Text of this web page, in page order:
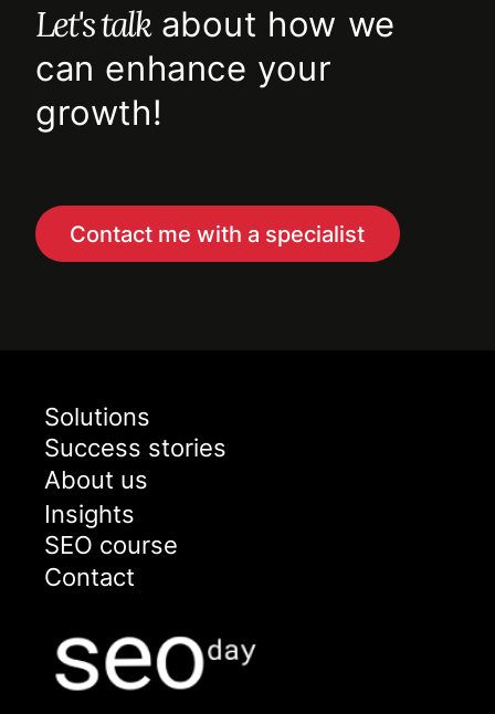
Let's talkabout how we
can enhance your
growth!
Contact me with a specialist
Solutions
Success stories
About us
Insights
SEO course
Contact